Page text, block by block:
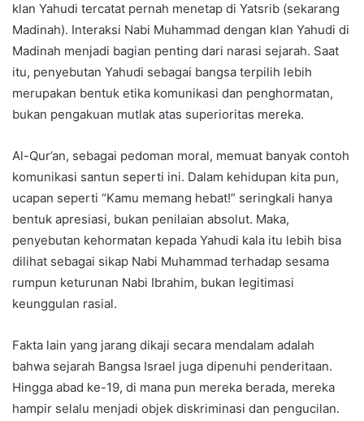
klan Yahudi tercatat pernah menetap di Yatsrib (sekarang
Madinah). Interaksi Nabi Muhammad dengan klan Yahudi di
Madinah menjadi bagian penting dari narasi sejarah. Saat
itu, penyebutan Yahudi sebagai bangsa terpilih lebih
merupakan bentuk etika komunikasi dan penghormatan,
bukan pengakuan mutlak atas superioritas mereka.
Al-Qur’an, sebagai pedoman moral, memuat banyak contoh
komunikasi santun seperti ini. Dalam kehidupan kita pun,
ucapan seperti “Kamu memang hebat!” seringkali hanya
bentuk apresiasi, bukan penilaian absolut. Maka,
penyebutan kehormatan kepada Yahudi kala itu lebih bisa
dilihat sebagai sikap Nabi Muhammad terhadap sesama
rumpun keturunan Nabi Ibrahim, bukan legitimasi
keunggulan rasial.
Fakta lain yang jarang dikaji secara mendalam adalah
bahwa sejarah Bangsa Israel juga dipenuhi penderitaan.
Hingga abad ke-19, di mana pun mereka berada, mereka
hampir selalu menjadi objek diskriminasi dan pengucilan.